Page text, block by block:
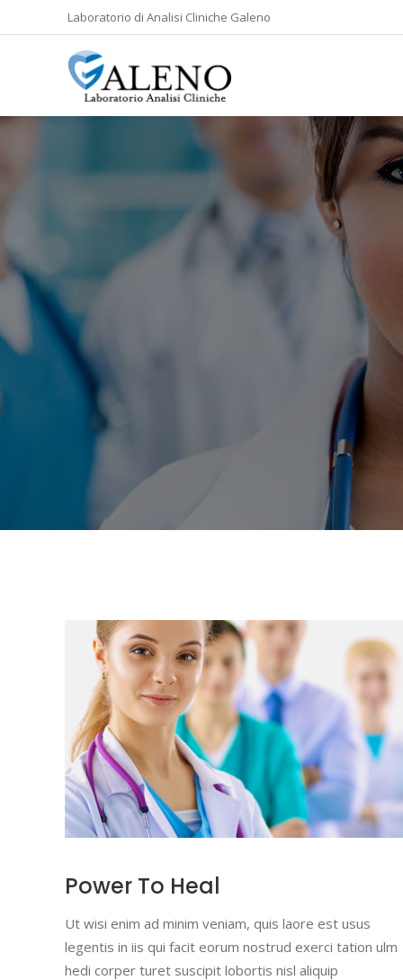
Laboratorio di Analisi Cliniche Galeno
Power To Heal
Ut wisi enim ad minim veniam, quis laore est usus
legentis in iis qui facit eorum nostrud exerci tation ulm
hedi corper turet suscipit lobortis nisl aliquip